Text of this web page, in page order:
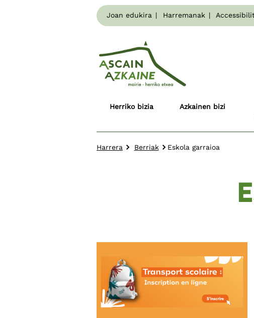
Joan edukira Harremanak
Herriko bizia Azkainen bizi
Harrera Berriak Eskola garraioa